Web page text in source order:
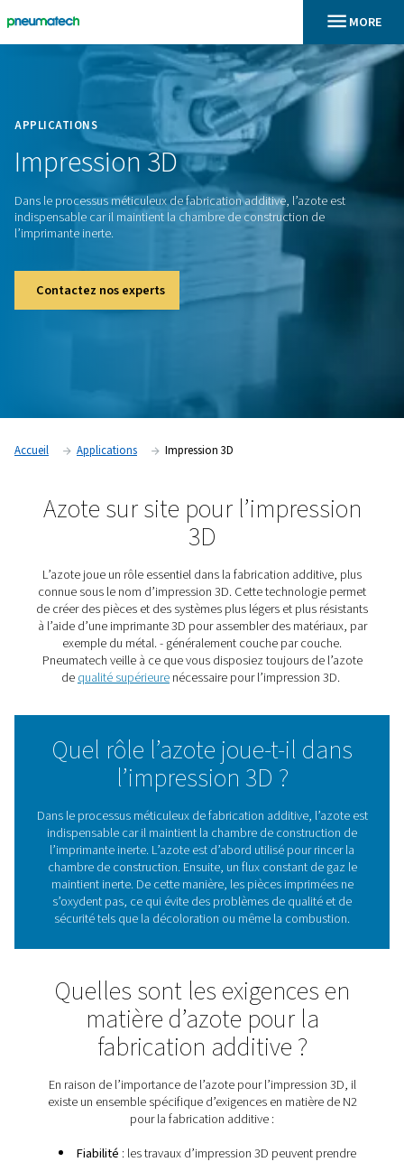
APPLICATIONS
Impression3D
Dans le processus méticuleux de fabrication additive,
indispensable car il maintient la chambre de construction
l’imprimante inerte.
Azote sur site pour
3D
L’azote joue un rôle essentiel dans la fabrication
connue sous le nom d’impression 3D. Cette
de créer des pièces et des systèmes plus légers et plus
à l’aide d’une imprimante 3D pour assembler des
exemple du métal. - généralement couche par
Pneumatech veille à ce que vous disposiez toujours
dequalité supérieurenécessaire pour
Quel rôle l’azote joue-t-il
l’impression 3D ?
Dans le processus méticuleux de fabrication additive,
indispensable car il maintient la chambre de
l’imprimante inerte. L’azote est d’abord utilisé pour
chambre de construction. Ensuite, un flux constant
maintient inerte. De cette manière, les pièces
s’oxydent pas, ce qui évite des problèmes de
sécurité tels que la décoloration ou même la